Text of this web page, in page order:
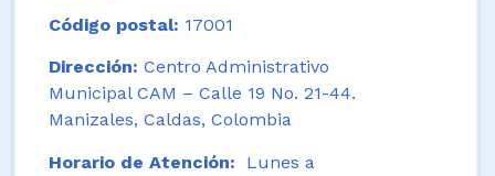
Código postal: 17001
Dirección: Centro Administrativo
Municipal CAM – Calle 19 No. 21-44.
Manizales, Caldas, Colombia
Horario de Atención: Lunes a